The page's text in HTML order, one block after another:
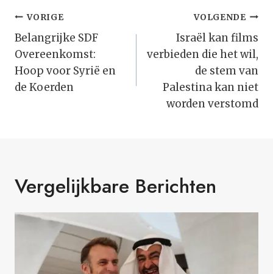
Bericht
Navigatie
VORIGE
Belangrijke SDF
Overeenkomst:
Hoop voor Syrië en
de Koerden
VOLGENDE
Israël kan films
verbieden die het wil,
de stem van
Palestina kan niet
worden verstomd
Vergelijkbare Berichten